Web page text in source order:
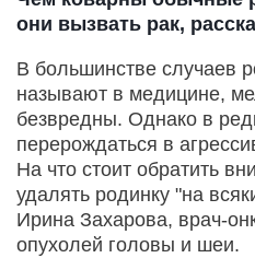
они вызвать рак,
В большинстве случаев
называют в медицине,
безвредны. Однако в
перерождаться в
На что стоит обратить
удалять родинку "на
Ирина Захарова, врач-
опухолей головы и шеи.